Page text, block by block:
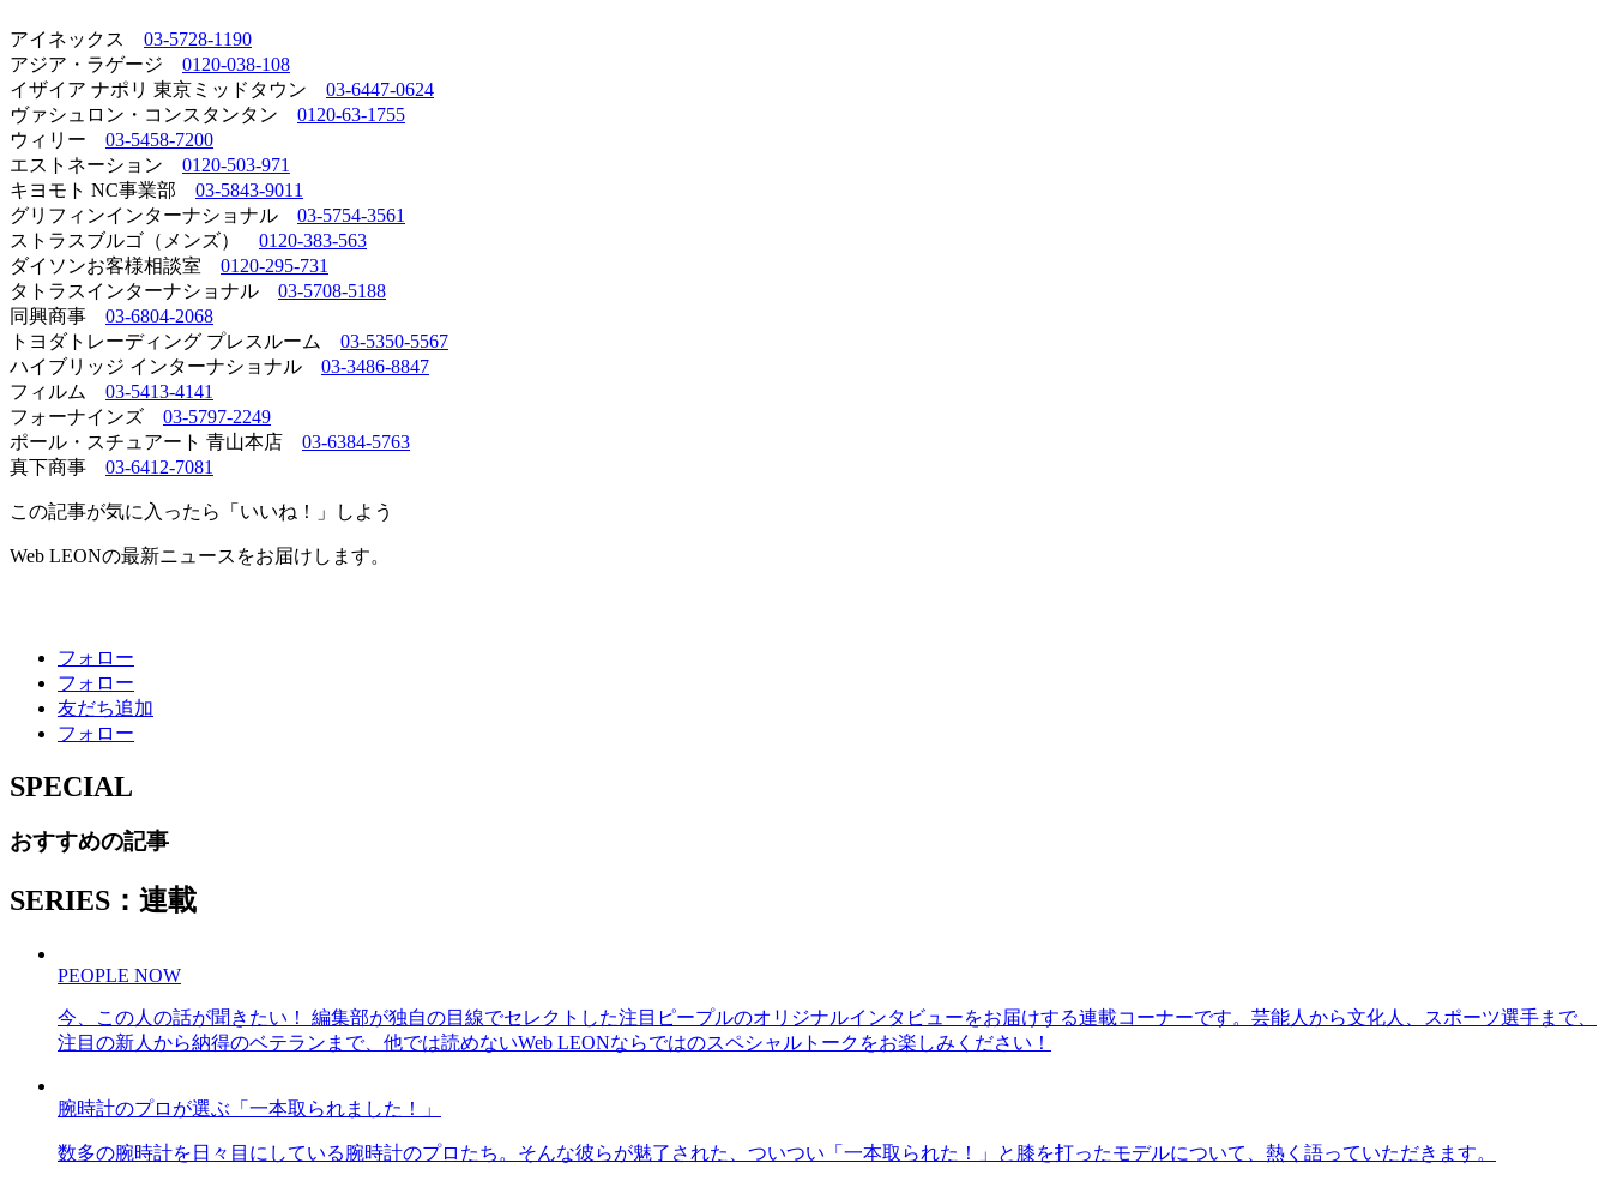
アイネックス 03-5728-1190
アジア・ラゲージ 0120-038-108
イザイア ナポリ 東京ミッドタウン 03-6447-0624
ヴァシュロン・コンスタンタン 0120-63-1755
ウィリー 03-5458-7200
エストネーション 0120-503-971
キヨモト NC事業部 03-5843-9011
グリフィンインターナショナル 03-5754-3561
ストラスブルゴ（メンズ） 0120-383-563
ダイソンお客様相談室 0120-295-731
タトラスインターナショナル 03-5708-5188
同興商事 03-6804-2068
トヨダトレーディング プレスルーム 03-5350-5567
ハイブリッジ インターナショナル 03-3486-8847
フィルム 03-5413-4141
フォーナインズ 03-5797-2249
ポール・スチュアート 青山本店 03-6384-5763
真下商事 03-6412-7081
この記事が気に入ったら「いいね！」しよう
Web LEONの最新ニュースをお届けします。
フォロー
フォロー
友だち追加
フォロー
SPECIAL
おすすめの記事
SERIES：連載
PEOPLE NOW
今、この人の話が聞きたい！ 編集部が独自の目線でセレクトした注目ピープルのオリジナルインタビューをお届けする連載コーナーです。芸能人から文化人、スポーツ選手まで、
注目の新人から納得のベテランまで、他では読めないWeb LEONならではのスペシャルトークをお楽しみください！
腕時計のプロが選ぶ「一本取られました！」
数多の腕時計を日々目にしている腕時計のプロたち。そんな彼らが魅了された、ついつい「一本取られた！」と膝を打ったモデルについて、熱く語っていただきます。